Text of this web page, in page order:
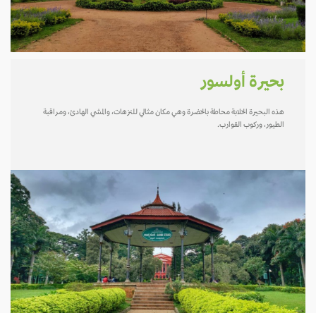
بحيرة أولسور
هذه البحيرة الخلابة محاطة بالخضرة وهي مكان مثالي للنزهات، والمشي الهادئ، ومراقبة
الطيور، وركوب القوارب.